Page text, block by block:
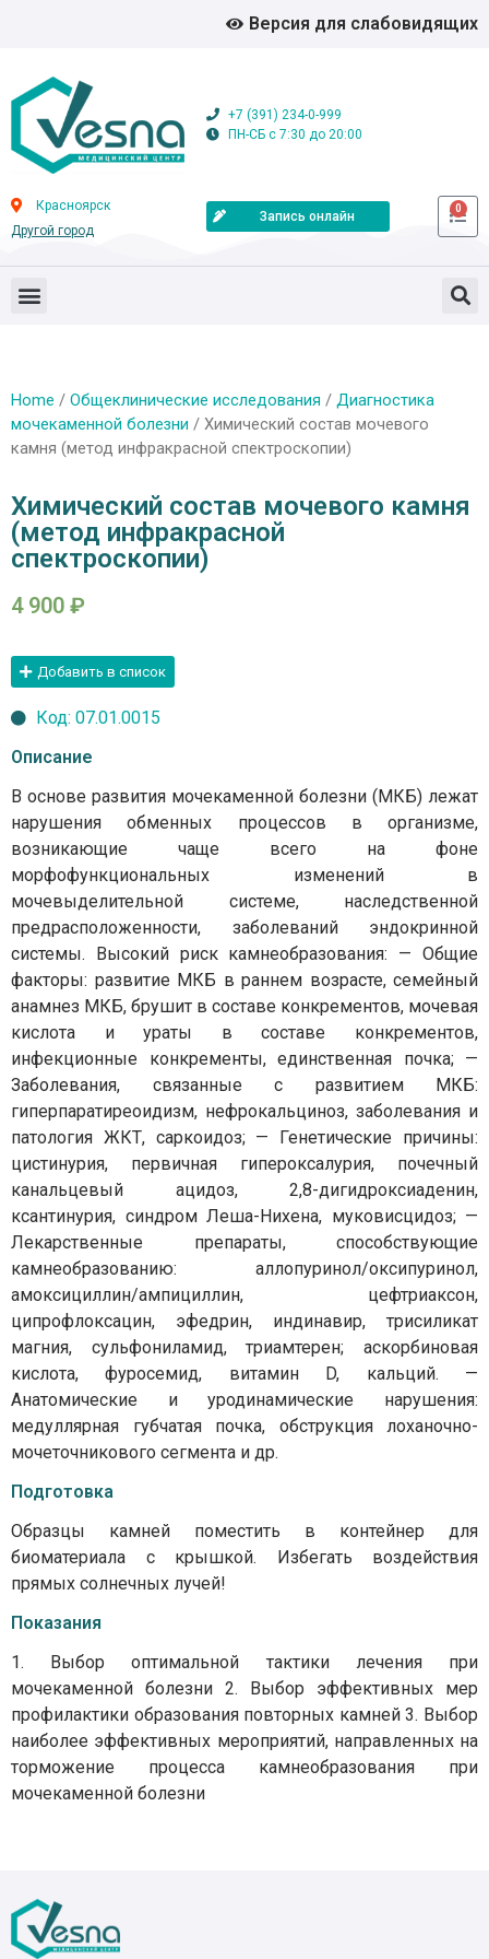
Версия для слабовидящих
+7 (391) 234-0-999
ПН-СБ с 7:30 до 20:00
Красноярск
Другой город
Запись онлайн
0
Home / Общеклинические исследования / Диагностика
мочекаменной болезни / Химический состав мочевого
камня (метод инфракрасной спектроскопии)
Химический состав мочевого камня
(метод инфракрасной
спектроскопии)
4 900 ₽
Добавить в список
Код: 07.01.0015
Описание
В основе развития мочекаменной болезни (МКБ) лежат
нарушения обменных процессов в организме,
возникающие чаще всего на фоне
морфофункциональных изменений в
мочевыделительной системе, наследственной
предрасположенности, заболеваний эндокринной
системы. Высокий риск камнеобразования: — Общие
факторы: развитие МКБ в раннем возрасте, семейный
анамнез МКБ, брушит в составе конкрементов, мочевая
кислота и ураты в составе конкрементов,
инфекционные конкременты, единственная почка; —
Заболевания, связанные с развитием МКБ:
гиперпаратиреоидизм, нефрокальциноз, заболевания и
патология ЖКТ, саркоидоз; — Генетические причины:
цистинурия, первичная гипероксалурия, почечный
канальцевый ацидоз, 2,8-дигидроксиаденин,
ксантинурия, синдром Леша-Нихена, муковисцидоз; —
Лекарственные препараты, способствующие
камнеобразованию: аллопуринол/оксипуринол,
амоксициллин/ампициллин, цефтриаксон,
ципрофлоксацин, эфедрин, индинавир, трисиликат
магния, сульфониламид, триамтерен; аскорбиновая
кислота, фуросемид, витамин D, кальций. —
Анатомические и уродинамические нарушения:
медуллярная губчатая почка, обструкция лоханочно-
мочеточникового сегмента и др.
Подготовка
Образцы камней поместить в контейнер для
биоматериала с крышкой. Избегать воздействия
прямых солнечных лучей!
Показания
1. Выбор оптимальной тактики лечения при
мочекаменной болезни 2. Выбор эффективных мер
профилактики образования повторных камней 3. Выбор
наиболее эффективных мероприятий, направленных на
торможение процесса камнеобразования при
мочекаменной болезни